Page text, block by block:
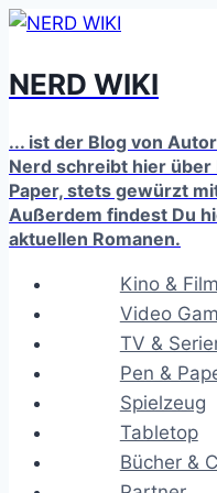
Zum
springen
NERD WIKI
... ist der Blog von
Nerd schreibt hier über
Paper, stets gewürzt
Außerdem findest Du
aktuellen Romanen.
Kino & Film
Video
TV &
Pen &
Spielzeug
Tabletop
Bücher &